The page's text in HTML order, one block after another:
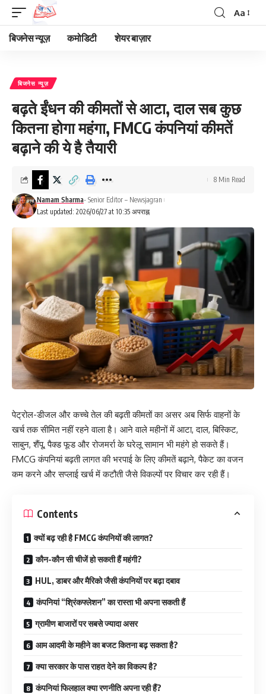
Font
Aa
बिजनेस न्यूज़ कमोडिटी शेयर बाज़ार
बिजनेस न्यूज़
बढ़ते ईंधन की कीमतों से आटा, दाल सब कुछ
कितना होगा महंगा, FMCG कंपनियां कीमतें
बढ़ाने की ये है तैयारी
Last updated: 2026/06/27 at 10:35 अपराह्न
Namam Sharma- Senior Editor – Newsjagran
8 Min Read
पेट्रोल-डीजल और कच्चे तेल की बढ़ती कीमतों का असर अब सिर्फ वाहनों के
खर्च तक सीमित नहीं रहने वाला है। आने वाले महीनों में आटा, दाल, बिस्किट,
साबुन, शैंपू, पैक्ड फूड और रोजमर्रा के घरेलू सामान भी महंगे हो सकते हैं।
FMCG कंपनियां बढ़ती लागत की भरपाई के लिए कीमतें बढ़ाने, पैकेट का वजन
कम करने और सप्लाई खर्च में कटौती जैसे विकल्पों पर विचार कर रही हैं।
Contents
क्यों बढ़ रही है FMCG कंपनियों की लागत?
कौन-कौन सी चीजें हो सकती हैं महंगी?
HUL, डाबर और मैरिको जैसी कंपनियों पर बढ़ा दबाव
कंपनियां “श्रिंकफ्लेशन” का रास्ता भी अपना सकती हैं
ग्रामीण बाजारों पर सबसे ज्यादा असर
आम आदमी के महीने का बजट कितना बढ़ सकता है?
क्या सरकार के पास राहत देने का विकल्प है?
कंपनियां फिलहाल क्या रणनीति अपना रही हैं?